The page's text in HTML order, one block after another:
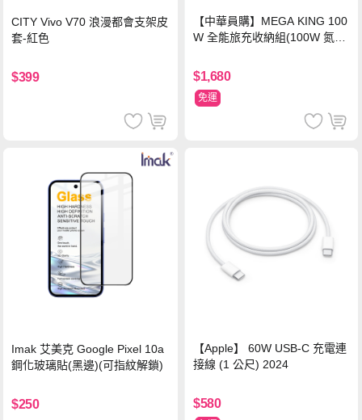
CITY Vivo V70 浪漫都會支架皮
套-紅色
$399
【中華員購】MEGA KING 100
W 全能旅充收納組(100W 氮化
萬國轉接器)
$1,680
免運
Imak 艾美克 Google Pixel 10a
鋼化玻璃貼(黑邊)(可指紋解鎖)
$250
【Apple】 60W USB-C 充電連
接線 (1 公尺) 2024
$580